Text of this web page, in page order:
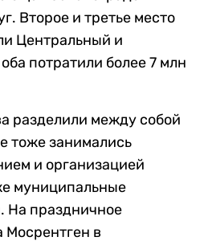
Второе и третье место
Центральный и
потратили более 7 млн
разделили между собой
тоже занимались
и организацией
муниципальные
На праздничное
Мосрентген в